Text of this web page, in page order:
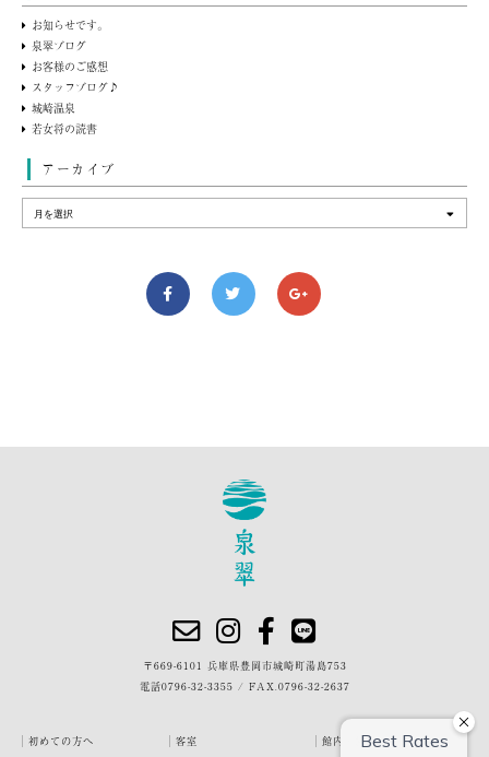
お知らせです。
泉翠ブログ
お客様のご感想
スタッフブログ♪
城崎温泉
若女将の読書
アーカイブ
〒669-6101 兵庫県豊岡市城崎町湯島753
電話0796-32-3355 / FAX.0796-32-2637
初めての方へ 客室 館内・施設